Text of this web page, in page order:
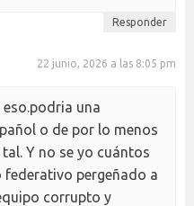
Responder
22 junio, 2026 a las 8:05 pm
una
o de por lo menos
Y no se yo cuántos
federativo pergeñado a
corrupto y